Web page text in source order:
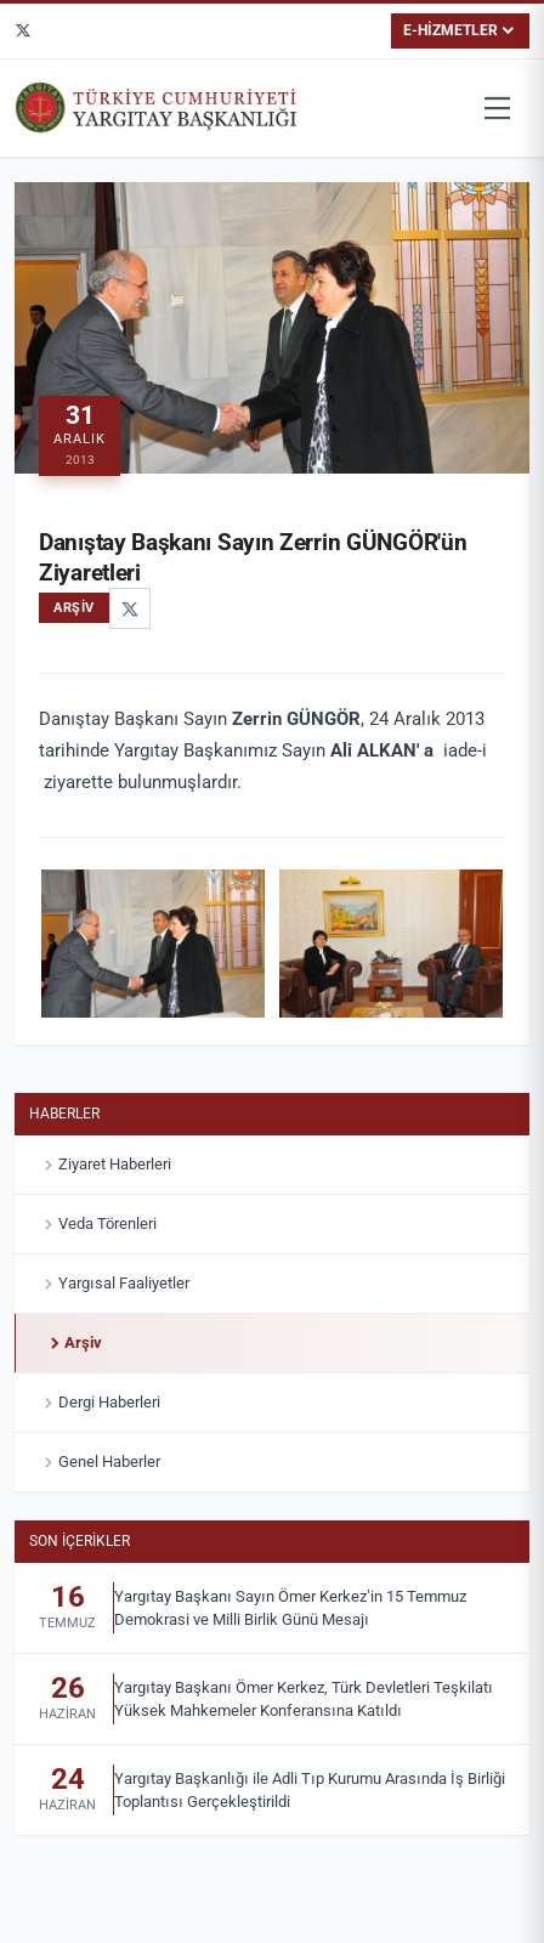
E-HİZMETLER
31
ARALIK
2013
Danıştay Başkanı Sayın Zerrin GÜNGÖR'ün
Ziyaretleri
ARŞIV
Danıştay Başkanı Sayın Zerrin GÜNGÖR, 24 Aralık 2013
tarihinde Yargıtay Başkanımız Sayın Ali ALKAN' a iade-i
ziyarette bulunmuşlardır.
HABERLER
Ziyaret Haberleri
Veda Törenleri
Yargısal Faaliyetler
Arşiv
Dergi Haberleri
Genel Haberler
SON İÇERIKLER
16
TEMMUZ
Yargıtay Başkanı Sayın Ömer Kerkez’in 15 Temmuz
Demokrasi ve Milli Birlik Günü Mesajı
26
HAZIRAN
Yargıtay Başkanı Ömer Kerkez, Türk Devletleri Teşkilatı
Yüksek Mahkemeler Konferansına Katıldı
24
HAZIRAN
Yargıtay Başkanlığı ile Adli Tıp Kurumu Arasında İş Birliği
Toplantısı Gerçekleştirildi